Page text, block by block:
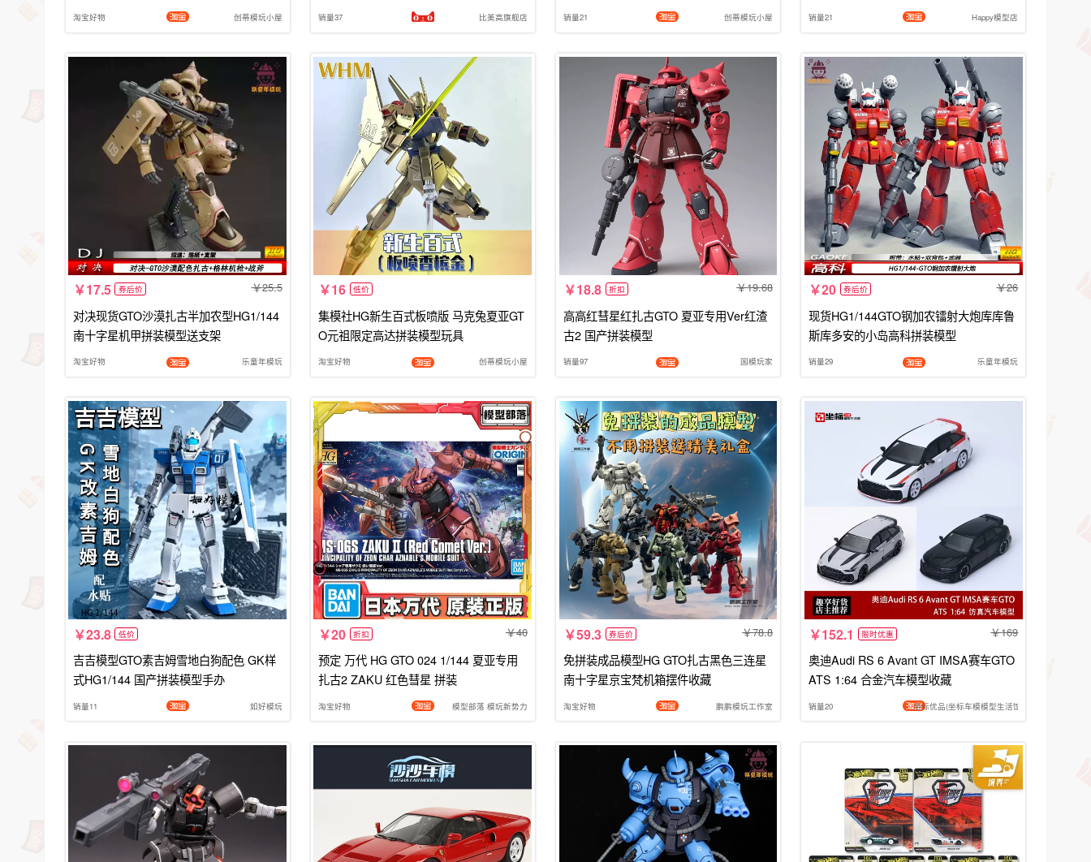
淘宝好物 创蒂模玩小屋 销量37 比美高旗舰店 销量21 创蒂模玩小屋 销量21 Happy模型店
17.5 券后价 25.5
对决现货GTO沙漠扎古半加农型HG1/144
南十字星机甲拼装模型送支架
淘宝好物 乐童年模玩
16 低价
集模社HG新生百式板喷版 马克兔夏亚GT
O元祖限定高达拼装模型玩具
淘宝好物 创蒂模玩小屋
18.8 折扣 19.68
高高红彗星红扎古GTO 夏亚专用Ver红渣
古2 国产拼装模型
销量97 国模玩家
20 券后价 26
现货HG1/144GTO钢加农镭射大炮库库鲁
斯库多安的小岛高科拼装模型
销量29 乐童年模玩
23.8 低价
吉吉模型GTO素吉姆雪地白狗配色 GK样
式HG1/144 国产拼装模型手办
销量11 如好模玩
20 折扣 40
预定 万代 HG GTO 024 1/144 夏亚专用
扎古2 ZAKU 红色彗星 拼装
淘宝好物 模型部落 模玩新势力
59.3 券后价 78.8
免拼装成品模型HG GTO扎古黑色三连星
南十字星京宝梵机箱摆件收藏
淘宝好物 鹏鹏模玩工作室
152.1 限时优惠 169
奥迪Audi RS 6 Avant GT IMSA赛车GTO
ATS 1:64 合金汽车模型收藏
销量20 坐标优品(坐标车模模型生活馆)